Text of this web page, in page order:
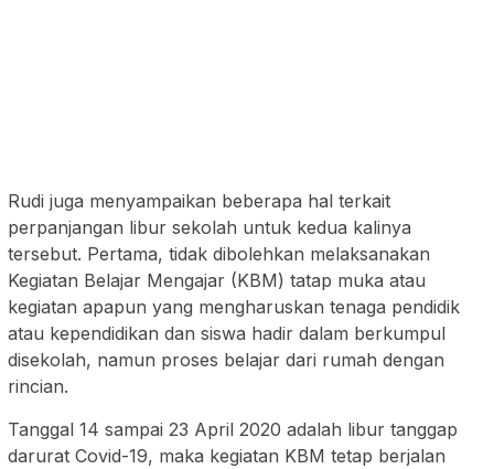
Rudi juga menyampaikan beberapa hal terkait
perpanjangan libur sekolah untuk kedua kalinya
tersebut. Pertama, tidak dibolehkan melaksanakan
Kegiatan Belajar Mengajar (KBM) tatap muka atau
kegiatan apapun yang mengharuskan tenaga pendidik
atau kependidikan dan siswa hadir dalam berkumpul
disekolah, namun proses belajar dari rumah dengan
rincian.
Tanggal 14 sampai 23 April 2020 adalah libur tanggap
darurat Covid-19, maka kegiatan KBM tetap berjalan